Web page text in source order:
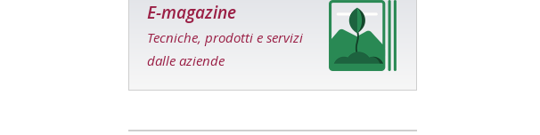
E-magazine
Tecniche, prodotti e servizi
dalle aziende